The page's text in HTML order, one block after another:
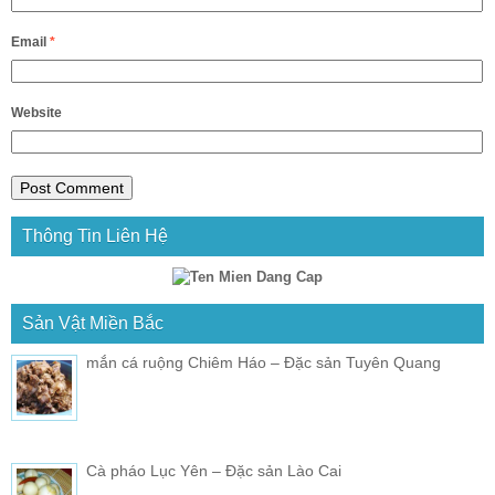
Email *
Website
Thông Tin Liên Hệ
Sản Vật Miền Bắc
mắn cá ruộng Chiêm Háo – Đặc sản Tuyên Quang
Cà pháo Lục Yên – Đặc sản Lào Cai